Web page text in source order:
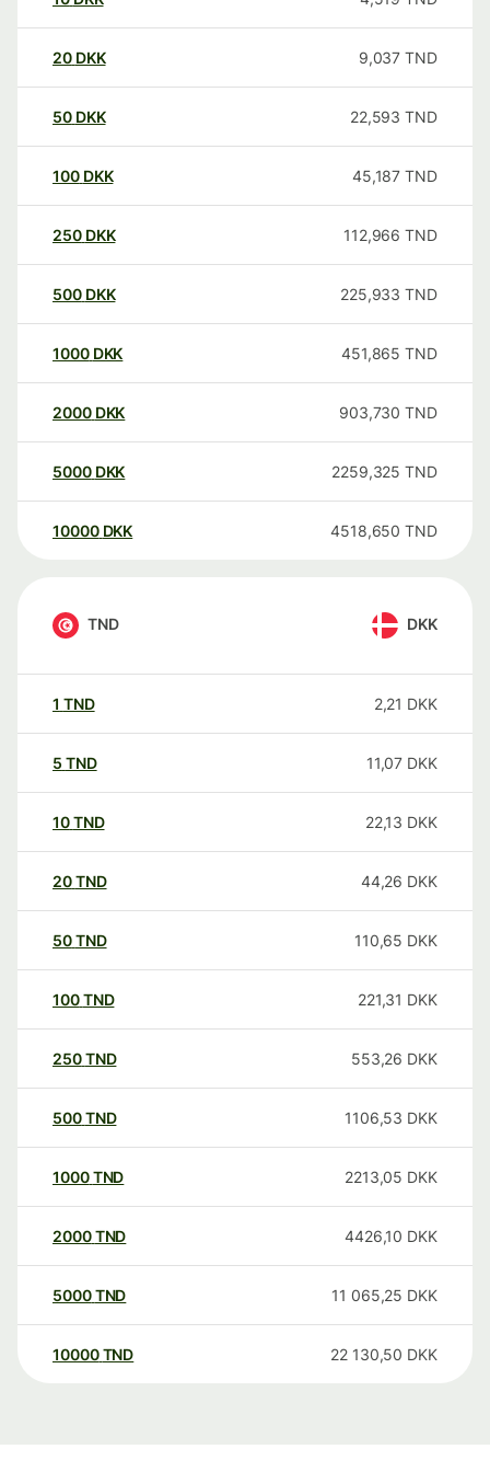
20 DKK 9,037 TND
50 DKK 22,593 TND
100 DKK 45,187 TND
250 DKK 112,966 TND
500 DKK 225,933 TND
1000 DKK 451,865 TND
2000 DKK 903,730 TND
5000 DKK 2259,325 TND
10000 DKK 4518,650 TND
TND DKK
1 TND 2,21 DKK
5 TND 11,07 DKK
10TND 22,13 DKK
20TND 44,26 DKK
50TND 110,65 DKK
100TND 221,31 DKK
250TND 553,26 DKK
500TND 1106,53 DKK
1000TND 2213,05 DKK
2000TND 4426,10 DKK
5000TND 11 065,25 DKK
10000 TND 22 130,50 DKK